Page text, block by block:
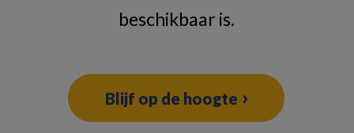
beschikbaar is.
Blijf op de hoogte